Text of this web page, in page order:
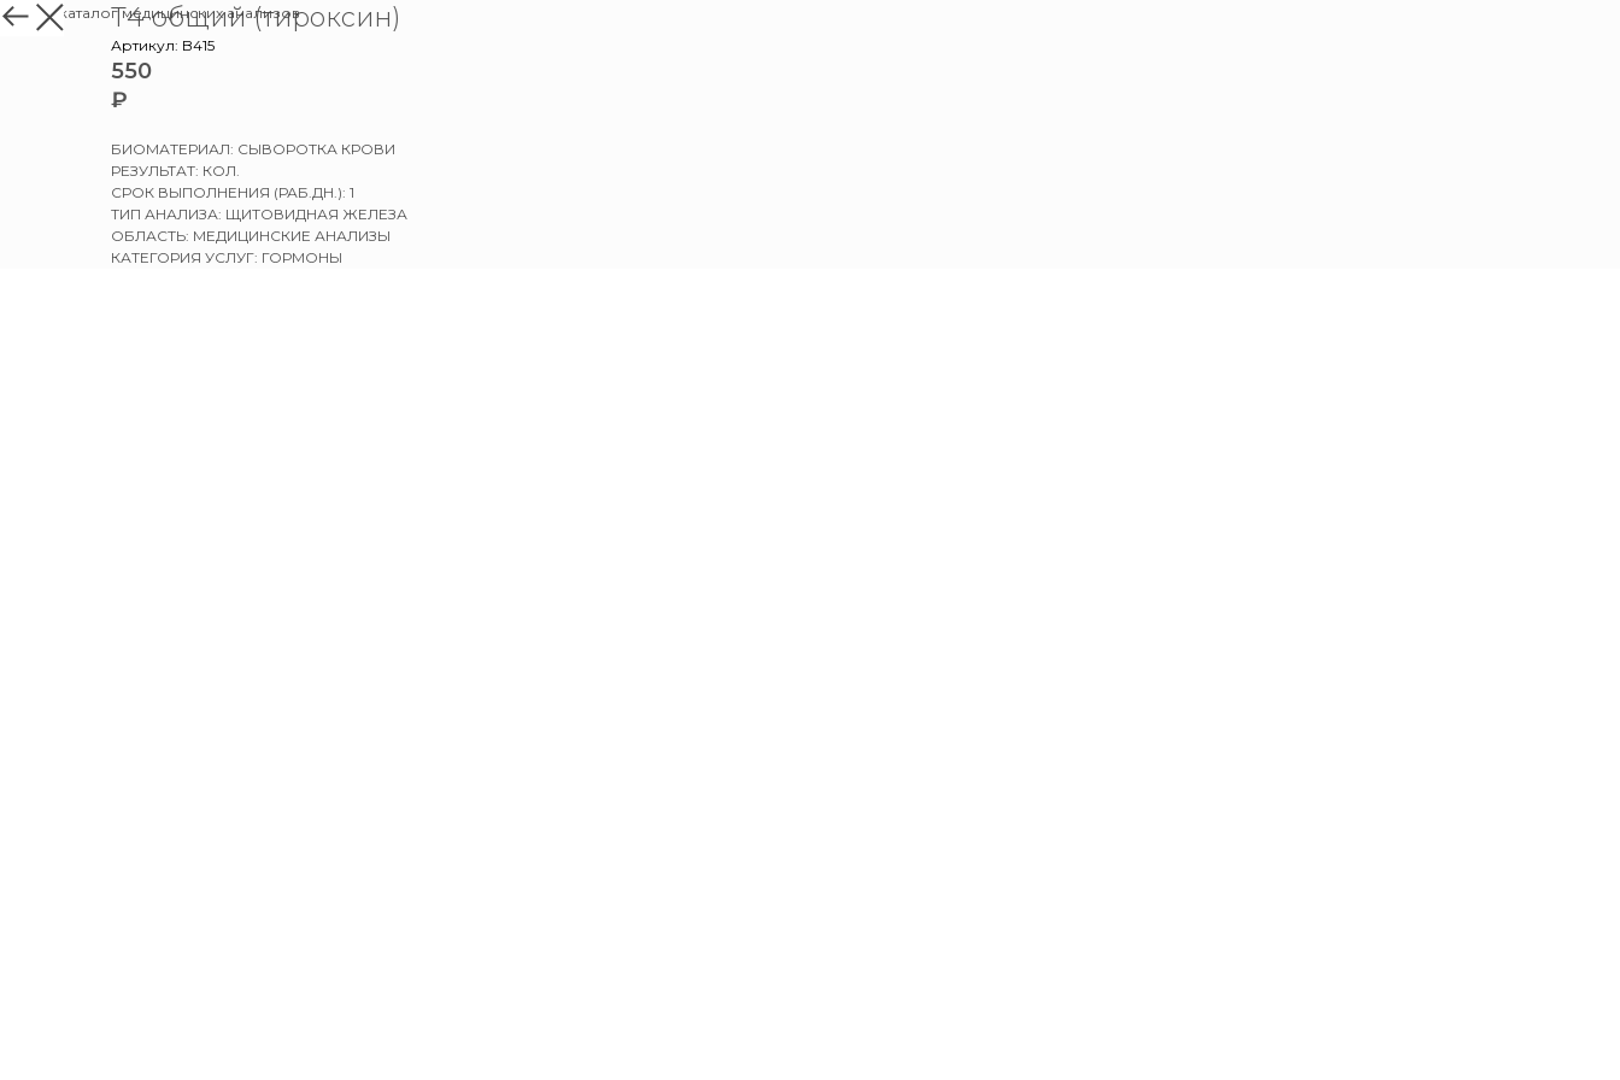
назад в каталог медицинских анализов
Т4 общий (тироксин)
Артикул: B415
550
₽
БИОМАТЕРИАЛ: СЫВОРОТКА КРОВИ
РЕЗУЛЬТАТ: КОЛ.
СРОК ВЫПОЛНЕНИЯ (РАБ.ДН.): 1
ТИП АНАЛИЗА: ЩИТОВИДНАЯ ЖЕЛЕЗА
ОБЛАСТЬ: МЕДИЦИНСКИЕ АНАЛИЗЫ
КАТЕГОРИЯ УСЛУГ: ГОРМОНЫ